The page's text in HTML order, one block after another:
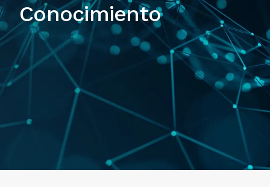
Conocimiento